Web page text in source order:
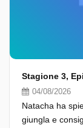
Stagione 3,
04/08/2026
Natacha ha
giungla e